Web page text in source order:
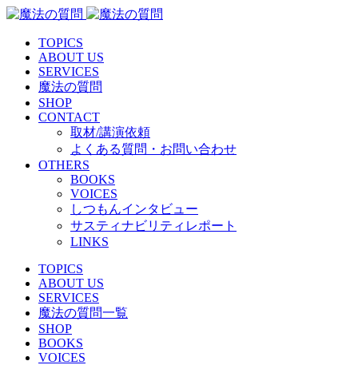
TOPICS
ABOUT US
SERVICES
魔法の質問
SHOP
CONTACT
取材/講演依頼
よくある質問・お問い合わせ
OTHERS
BOOKS
VOICES
しつもんインタビュー
サスティナビリティレポート
LINKS
TOPICS
ABOUT US
SERVICES
魔法の質問一覧
SHOP
BOOKS
VOICES